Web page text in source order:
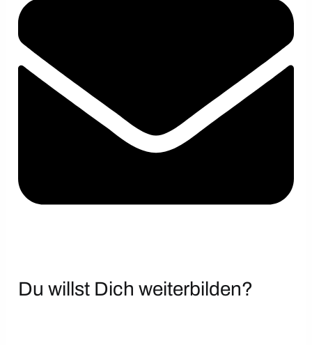
Du willst Dich weiterbilden?